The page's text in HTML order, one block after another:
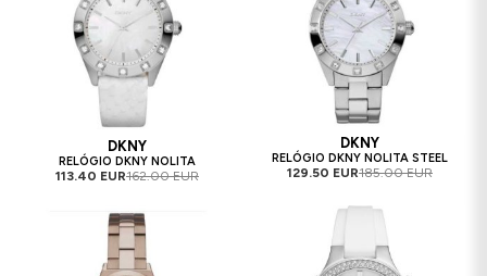
DKNY
RELÓGIO DKNY NOLITA
113.40 EUR162.00 EUR
DKNY
RELÓGIO DKNY NOLITA STEEL
129.50 EUR185.00 EUR